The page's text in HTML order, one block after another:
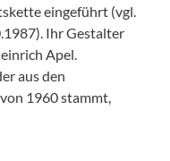
eingeführt (vgl.
Ihr Gestalter
Apel.
aus den
1960 stammt,